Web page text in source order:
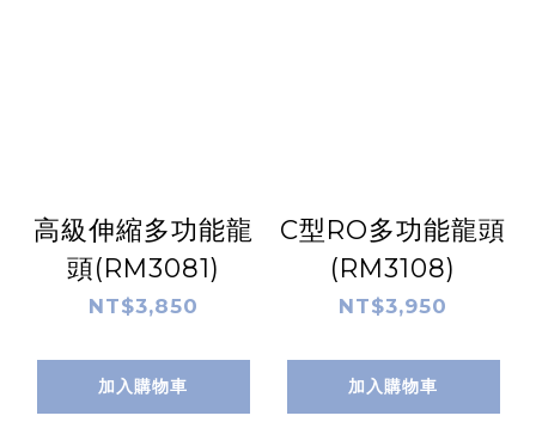
高級伸縮多功能龍
頭(RM3081)
NT$3,850
加入購物車
C型RO多功能龍頭
(RM3108)
NT$3,950
加入購物車